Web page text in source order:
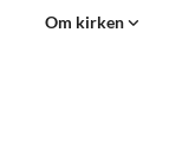
Om kirken